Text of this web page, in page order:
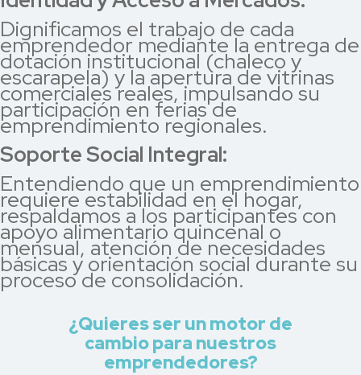
Dignificamos el trabajo de cada
emprendedor mediante la entrega de
dotación institucional (chaleco y
escarapela) y la apertura de vitrinas
comerciales reales, impulsando su
participación en ferias de
emprendimiento regionales.
Soporte Social Integral:
Entendiendo que un emprendimiento
requiere estabilidad en el hogar,
respaldamos a los participantes con
apoyo alimentario quincenal o
mensual, atención de necesidades
básicas y orientación social durante su
proceso de consolidación.
¿Quieres ser un motor de
cambio para nuestros
emprendedores?